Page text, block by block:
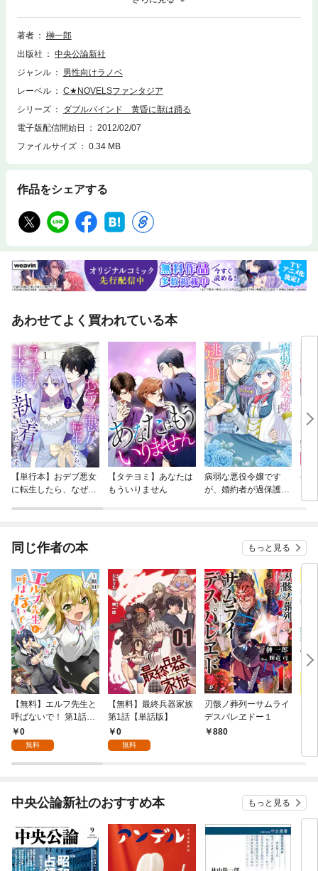
著者
榊一郎
出版社
中央公論新社
ジャンル
男性向けラノベ
レーベル
C★NOVELSファンタジア
シリーズ
ダブルバインド 黄昏に獣は踊る
電子版配信開始日
2012/02/07
ファイルサイズ
0.34 MB
作品をシェアする
あわせてよく買われている本
【単行本】おデブ悪女
に転生したら、なぜか
【タテヨミ】あなたは
もういりません
病弱な悪役令嬢です
が、婚約者が過保護す
公
同じ作者の本 もっと見る
【無料】エルフ先生と
呼ばないで！ 第1話
【単話版】
0
無料
【無料】最終兵器家族
第1話【単話版】
0
無料
刃骸ノ葬列ーサムライ
デスパレヱドー１
880
で
中央公論新社のおすすめ本 もっと見る